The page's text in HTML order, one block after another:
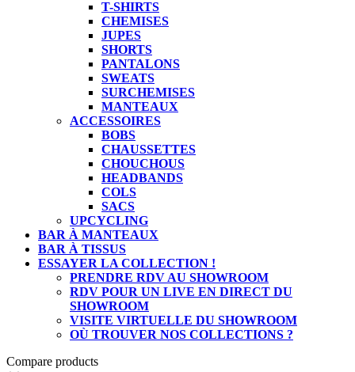
T-SHIRTS
CHEMISES
JUPES
SHORTS
PANTALONS
SWEATS
SURCHEMISES
MANTEAUX
ACCESSOIRES
BOBS
CHAUSSETTES
CHOUCHOUS
HEADBANDS
COLS
SACS
UPCYCLING
BAR À MANTEAUX
BAR À TISSUS
ESSAYER LA COLLECTION !
PRENDRE RDV AU SHOWROOM
RDV POUR UN LIVE EN DIRECT DU
SHOWROOM
VISITE VIRTUELLE DU SHOWROOM
OÙ TROUVER NOS COLLECTIONS ?
Compare products